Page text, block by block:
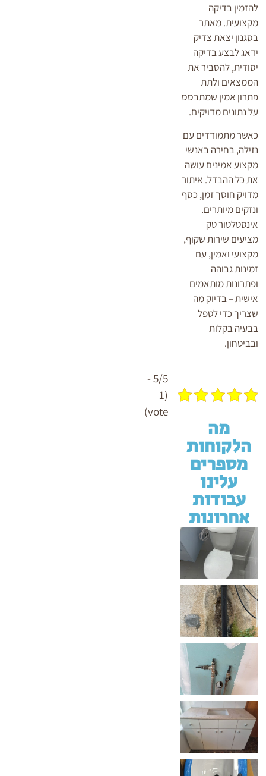
להזמין בדיקה
מקצועית. מאתר
בסגנון יצאת צדיק
ידאג לבצע בדיקה
יסודית, להסביר את
הממצאים ולתת
פתרון אמין שמתבסס
על נתונים מדויקים.
כאשר מתמודדים עם
נזילה, בחירה באנשי
מקצוע אמינים עושה
את כל ההבדל. איתור
מדויק חוסך זמן, כסף
ונזקים מיותרים.
אינסטלטור טק
מציעים שירות שקוף,
מקצועי ואמין, עם
זמינות גבוהה
ופתרונות מותאמים
אישית – בדיוק מה
שצריך כדי לטפל
בבעיה בקלות
ובביטחון.
5/5 -
(1
vote)
מה
הלקוחות
מספרים
עלינו
עבודות
אחרונות